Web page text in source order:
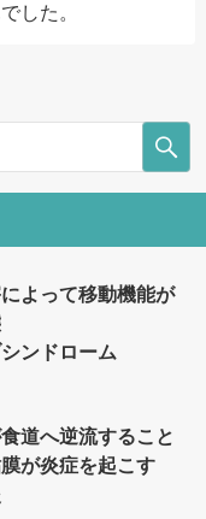
した。
よって移動機能が
ンドローム
道へ逆流すること
が炎症を起こす